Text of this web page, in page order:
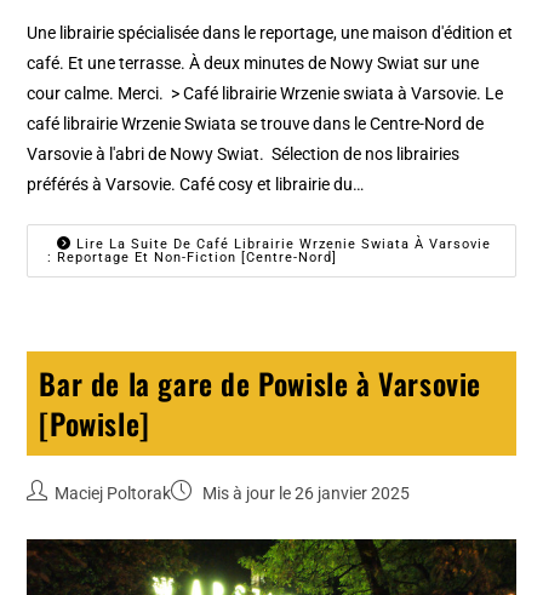
Une librairie spécialisée dans le reportage, une maison d'édition et
café. Et une terrasse. À deux minutes de Nowy Swiat sur une
cour calme. Merci. > Café librairie Wrzenie swiata à Varsovie. Le
café librairie Wrzenie Swiata se trouve dans le Centre-Nord de
Varsovie à l'abri de Nowy Swiat. Sélection de nos librairies
préférés à Varsovie. Café cosy et librairie du…
Lire La Suite De Café Librairie Wrzenie Swiata À Varsovie
: Reportage Et Non-Fiction [Centre-Nord]
Bar de la gare de Powisle à Varsovie
[Powisle]
Maciej Poltorak Mis à jour le 26 janvier 2025